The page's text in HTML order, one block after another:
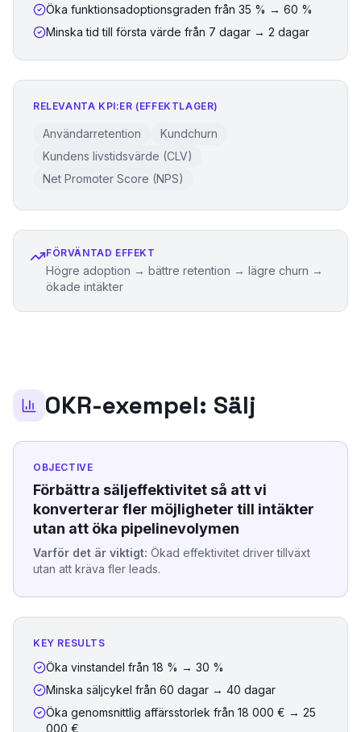
Öka funktionsadoptionsgraden från 35 % → 60 %
Minska tid till första värde från 7 dagar → 2 dagar
RELEVANTA KPI:ER (EFFEKTLAGER)
Användarretention
Kundchurn
Kundens livstidsvärde (CLV)
Net Promoter Score (NPS)
FÖRVÄNTAD EFFEKT
Högre adoption → bättre retention → lägre churn →
ökade intäkter
OKR-exempel: Sälj
OBJECTIVE
Förbättra säljeffektivitet så att vi
konverterar fler möjligheter till intäkter
utan att öka pipelinevolymen
Varför det är viktigt: Ökad effektivitet driver tillväxt
utan att kräva fler leads.
KEY RESULTS
Öka vinstandel från 18 % → 30 %
Minska säljcykel från 60 dagar → 40 dagar
Öka genomsnittlig affärsstorlek från 18 000 € → 25
000 €